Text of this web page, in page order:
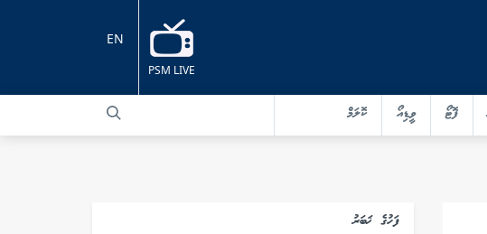
PSM LIVE
EN
ފޮޓޯ ވީޑިއޯ ކޮލަމް
ފަހުގެ ޚަބަރު